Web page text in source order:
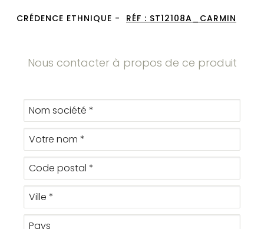
CRÉDENCE ETHNIQUE - RÉF : ST12108A_CARMIN
Nous contacter à propos de ce produit